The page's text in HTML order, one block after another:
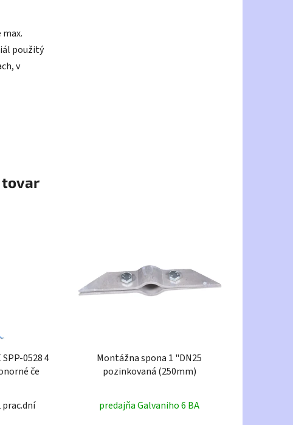
použitý
v
tovar
SPP-0528 4
če
Montážna spona 1 "DN25
pozinkovaná (250mm)
predajňa Galvaniho 6 BA